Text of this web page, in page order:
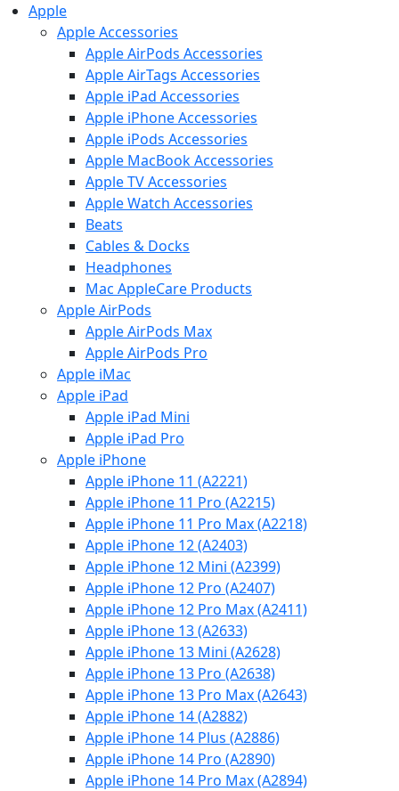
Apple
Apple Accessories
Apple AirPods Accessories
Apple AirTags Accessories
Apple iPad Accessories
Apple iPhone Accessories
Apple iPods Accessories
Apple MacBook Accessories
Apple TV Accessories
Apple Watch Accessories
Beats
Cables & Docks
Headphones
Mac AppleCare Products
Apple AirPods
Apple AirPods Max
Apple AirPods Pro
Apple iMac
Apple iPad
Apple iPad Mini
Apple iPad Pro
Apple iPhone
Apple iPhone 11 (A2221)
Apple iPhone 11 Pro (A2215)
Apple iPhone 11 Pro Max (A2218)
Apple iPhone 12 (A2403)
Apple iPhone 12 Mini (A2399)
Apple iPhone 12 Pro (A2407)
Apple iPhone 12 Pro Max (A2411)
Apple iPhone 13 (A2633)
Apple iPhone 13 Mini (A2628)
Apple iPhone 13 Pro (A2638)
Apple iPhone 13 Pro Max (A2643)
Apple iPhone 14 (A2882)
Apple iPhone 14 Plus (A2886)
Apple iPhone 14 Pro (A2890)
Apple iPhone 14 Pro Max (A2894)